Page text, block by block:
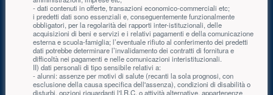
- dati contenuti in offerte, transazioni economico-commerciali etc;
i predetti dati sono essenziali e, conseguentemente funzionalmente
obbligatori, per la regolarità dei rapporti inter-istituzionali, delle
acquisizioni di beni e servizi e i relativi pagamenti e della comunicazione
esterna e scuola-famiglia; l’eventuale rifiuto al conferimento dei predetti
dati potrebbe determinare l’invalidamento dei contratti di fornitura e
difficoltà nei pagamenti e nelle comunicazioni interistituzionali.
II) dati personali di tipo sensibile relativi a:
- alunni: assenze per motivi di salute (recanti la sola prognosi, con
esclusione della causa specifica dell'assenza), condizioni di disabilità o
disturbi, opzioni riguardanti l'I.R.C. o attività alternative, appartenenze